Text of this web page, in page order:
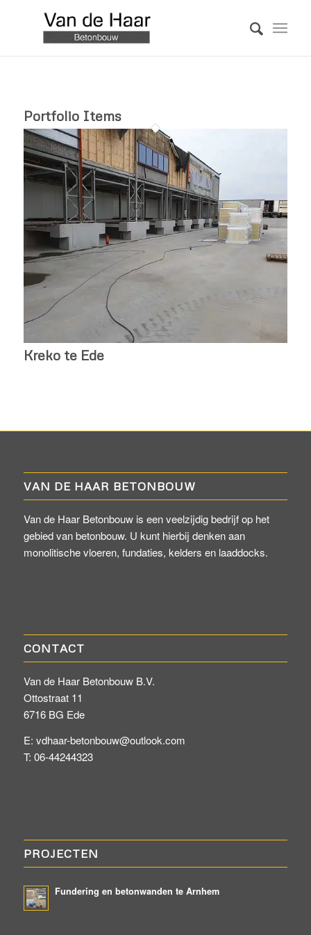
Portfolio Items
Kreko te Ede
VAN DE HAAR BETONBOUW
Van de Haar Betonbouw is een veelzijdig bedrijf op het
gebied van betonbouw. U kunt hierbij denken aan
monolitische vloeren, fundaties, kelders en laaddocks.
CONTACT
Van de Haar Betonbouw B.V.
Ottostraat 11
6716 BG Ede
E: vdhaar-betonbouw@outlook.com
T: 06-44244323
PROJECTEN
Fundering en betonwanden te Arnhem